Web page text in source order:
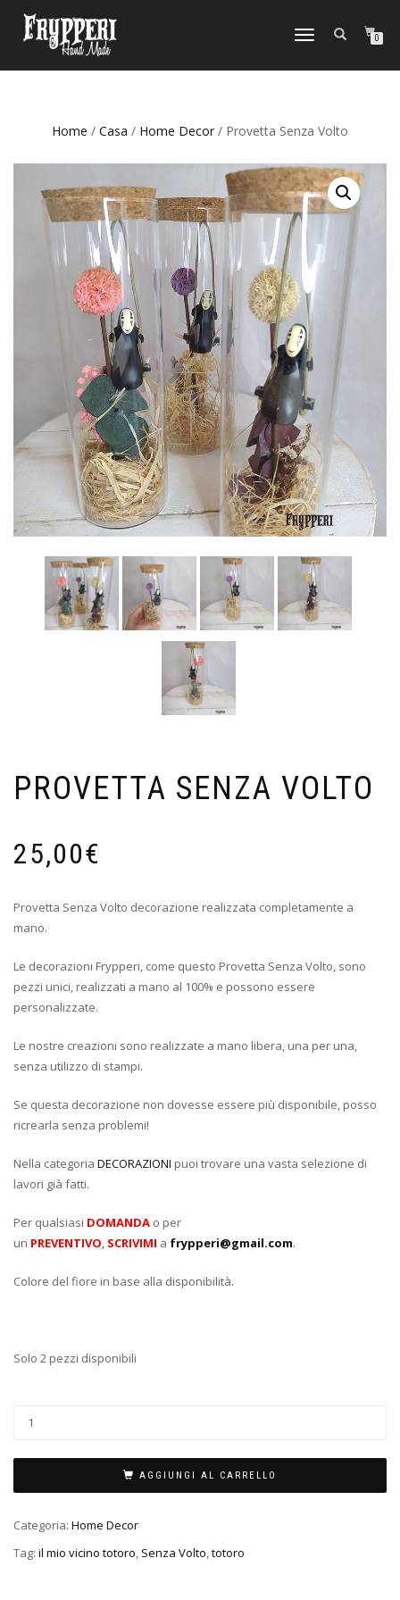
NAVIGAZIONE
0
Home / Casa / Home Decor / Provetta Senza Volto
PROVETTA SENZA VOLTO
25,00€
Provetta Senza Volto decorazione realizzata completamente a
mano.
Le decorazioni Frypperi, come questo Provetta Senza Volto, sono
pezzi unici, realizzati a mano al 100% e possono essere
personalizzate.
Le nostre creazioni sono realizzate a mano libera, una per una,
senza utilizzo di stampi.
Se questa decorazione non dovesse essere più disponibile, posso
ricrearla senza problemi!
Nella categoria DECORAZIONI puoi trovare una vasta selezione di
lavori già fatti.
Per qualsiasi DOMANDA o per
un PREVENTIVO, SCRIVIMI a frypperi@gmail.com.
Colore del fiore in base alla disponibilità.
Solo 2 pezzi disponibili
AGGIUNGI AL CARRELLO
Categoria: Home Decor
Tag: il mio vicino totoro, Senza Volto,totoro